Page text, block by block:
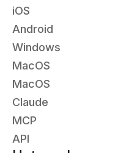
iOS
Android
Windows
MacOS
MacOS
Claude
MCP
API